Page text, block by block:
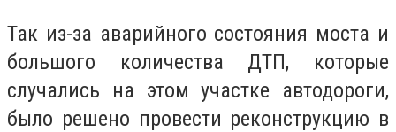
Так из-за аварийного состояния моста и
большого количества ДТП, которые
случались на этом участке автодороги,
было решено провести реконструкцию в